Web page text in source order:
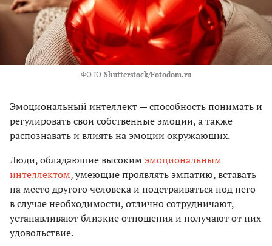
ФОТО Shutterstock/Fotodom.ru
Эмоциональный интеллект — способность понимать и
регулировать свои собственные эмоции, а также
распознавать и влиять на эмоции окружающих.
Люди, обладающие высокимэмоциональным
интеллектом, умеющие проявлять эмпатию, вставать
на место другого человека и подстраиваться под него
в случае необходимости, отлично сотрудничают,
устанавливают близкие отношения и получают от них
удовольствие.